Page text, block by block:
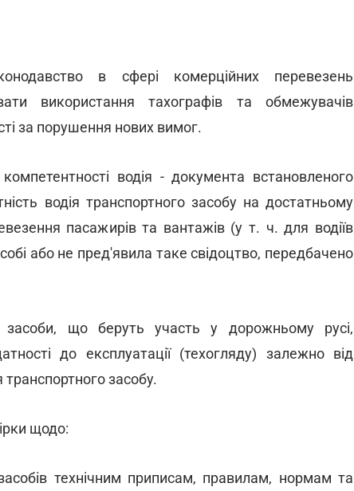
в сфері комерційних перевезень
використання тахографів та обмежувачів
за порушення нових вимог.
водія - документа встановленого
водія транспортного засобу на достатньому
пасажирів та вантажів (у т. ч. для водіїв
або не пред'явила таке свідоцтво, передбачено
засоби, що беруть участь у дорожньому русі,
до експлуатації (техогляду) залежно від
транспортного засобу.
щодо:
засобів технічним приписам, правилам, нормам та